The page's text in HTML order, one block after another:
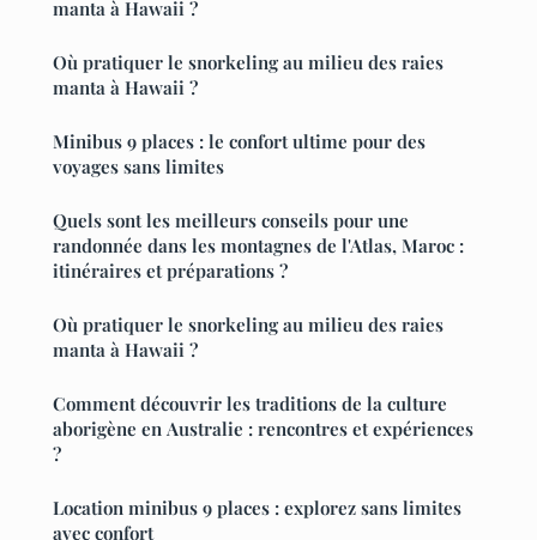
manta à Hawaii ?
Où pratiquer le snorkeling au milieu des raies
manta à Hawaii ?
Minibus 9 places : le confort ultime pour des
voyages sans limites
Quels sont les meilleurs conseils pour une
randonnée dans les montagnes de l'Atlas, Maroc :
itinéraires et préparations ?
Où pratiquer le snorkeling au milieu des raies
manta à Hawaii ?
Comment découvrir les traditions de la culture
aborigène en Australie : rencontres et expériences
?
Location minibus 9 places : explorez sans limites
avec confort